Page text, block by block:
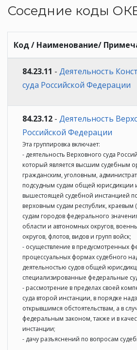
Соседние коды
Код / Наименование/
84.23.11 - Деятельность
суда Российской Федерации
84.23.12 - Деятельность
Российской Федерации
Эта группировка включает:
- деятельность Верховного суда
который является высшим судебным
гражданским, уголовным,
подсудным судам общей юрисдикции
вышестоящей судебной инстанцией
верховным судам республик, краевым
судам городов федерального
области и автономных округов,
округов, флотов, видов и групп войск;
- осуществление в предусмотренных
процессуальных формах судебного
деятельностью судов общей
специализированные федеральные
- рассмотрение в пределах своей
суда второй инстанции, в порядке
открывшимся обстоятельствам, а в
федеральным законом, также и в
инстанции;
- дачу разъяснений по вопросам